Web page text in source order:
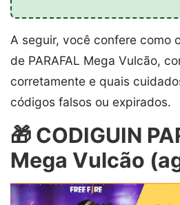
A seguir, você confere como
de PARAFAL Mega Vulcão,
corretamente e quais
códigos falsos ou expirados.
🎁 CODIGUIN
Mega Vulcão